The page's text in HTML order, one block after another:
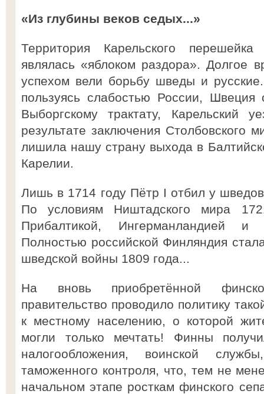
«Из глубины веков седых...»
Территория Карельского
являлась «яблоком раздора». Долгое
успехом вели борьбу шведы и
пользуясь слабостью России, Швеция
Выборгскому трактату,
результате заключения Столбовского
лишила нашу страну выхода в
Карелии.
Лишь в 1714 году Пётр I отбил у
По условиям Ништадского мира
Прибалтикой, Ингерманландией
Полностью российской Финляндия
шведской войны 1809 года...
На вновь приобретённой
правительство проводило политику
к местному населению, о которой
могли только мечтать! Финны
налогообложения, воинской
таможенного контроля, что, тем не
начальном этапе росткам финского